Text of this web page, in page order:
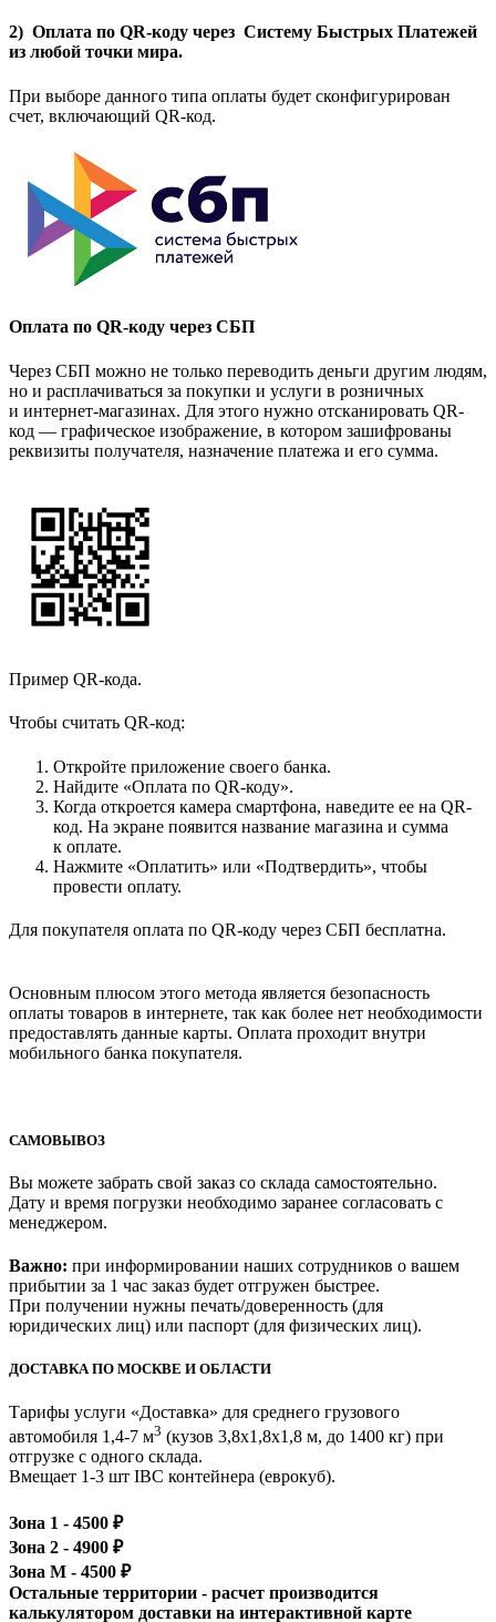
2) Оплата по QR-коду через Систему Быстрых Платежей
из любой точки мира.
При выборе данного типа оплаты будет сконфигурирован
счет, включающий QR-код.
Оплата по QR-коду через СБП
Через СБП можно не только переводить деньги другим людям,
но и расплачиваться за покупки и услуги в розничных
и интернет-магазинах. Для этого нужно отсканировать QR-
код — графическое изображение, в котором зашифрованы
реквизиты получателя, назначение платежа и его сумма.
Пример QR-кода.
Чтобы считать QR-код:
Откройте приложение своего банка.
Найдите «Оплата по QR-коду».
Когда откроется камера смартфона, наведите ее на QR-
код. На экране появится название магазина и сумма
к оплате.
Нажмите «Оплатить» или «Подтвердить», чтобы
провести оплату.
Для покупателя оплата по QR-коду через СБП бесплатна.
Основным плюсом этого метода является безопасность
оплаты товаров в интернете, так как более нет необходимости
предоставлять данные карты. Оплата проходит внутри
мобильного банка покупателя.
САМОВЫВОЗ
Вы можете забрать свой заказ со склада самостоятельно.
Дату и время погрузки необходимо заранее согласовать с
менеджером.
Важно: при информировании наших сотрудников о вашем
прибытии за 1 час заказ будет отгружен быстрее.
При получении нужны печать/доверенность (для
юридических лиц) или паспорт (для физических лиц).
ДОСТАВКА ПО МОСКВЕ И ОБЛАСТИ
Тарифы услуги «Доставка» для среднего грузового
автомобиля 1,4-7 м3 (кузов 3,8x1,8x1,8 м, до 1400 кг) при
отгрузке с одного склада.
Вмещает 1-3 шт IBC контейнера (еврокуб).
Зона 1 - 4500 ₽
Зона 2 - 4900 ₽
Зона М - 4500 ₽
Остальные территории - расчет производится
калькулятором доставки на интерактивной карте